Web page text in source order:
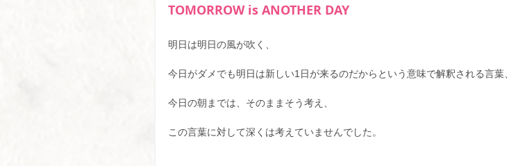
TOMORROW is ANOTHER DAY
明日は明日の風が吹く、
今日がダメでも明日は新しい1日が来るのだからという意味で解釈される言葉、
今日の朝までは、そのままそう考え、
この言葉に対して深くは考えていませんでした。